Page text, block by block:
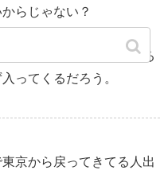
らじゃない？
前のことだけど、
ら、感染者が入ってくる
ってくるだろう。
京から戻ってきてる人出